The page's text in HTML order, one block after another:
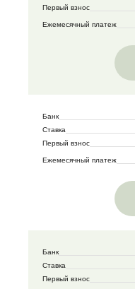
Первый взнос
Ежемесячный платеж
Банк
Ставка
Первый взнос
Ежемесячный платеж
Банк
Ставка
Первый взнос